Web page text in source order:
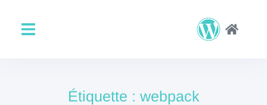
Étiquette : webpack